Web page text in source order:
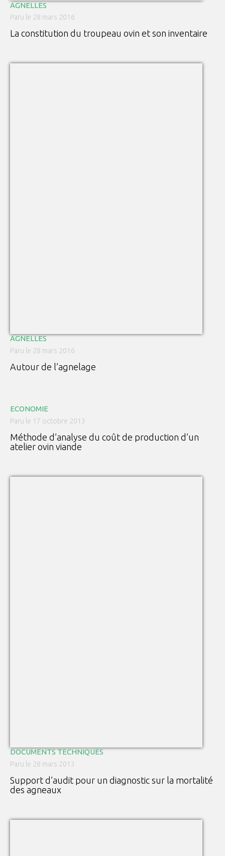
AGNELLES
Paru le 28 mars 2016
La constitution du troupeau ovin et son inventaire
AGNELLES
Paru le 28 mars 2016
Autour de l’agnelage
ECONOMIE
Paru le 17 octobre 2013
Méthode d’analyse du coût de production d’un
atelier ovin viande
DOCUMENTS TECHNIQUES
Paru le 28 mars 2013
Support d’audit pour un diagnostic sur la mortalité
des agneaux